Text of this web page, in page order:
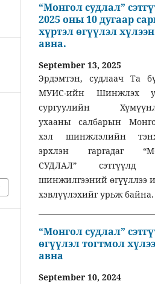
“Монгол судлал”
2025 оны 10 дугаар
хүртэл өгүүлэл хүлээн
авна.
September 13, 2025
Эрдэмтэн, судлаач Та
МУИС-ийн Шинжлэх
сургуулийн
ухааны салбарын
хэл шинжлэлийн
эрхлэн гаргадаг
СУДЛАЛ” сэтгүүлд
шинжилгээний өгүүллээ
хэвлүүлэхийг урьж байна.
“Монгол судлал”
өгүүлэл тогтмол
авна
September 10, 2024